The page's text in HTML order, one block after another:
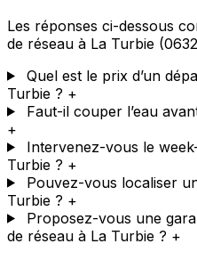
Les réponses ci-dessous
de réseau à La Turbie
Quel est le prix d’un
Turbie ? +
Faut-il couper l’eau
+
Intervenez-vous le
Turbie ? +
Pouvez-vous localiser
Turbie ? +
Proposez-vous une
de réseau à La Turbie ? +